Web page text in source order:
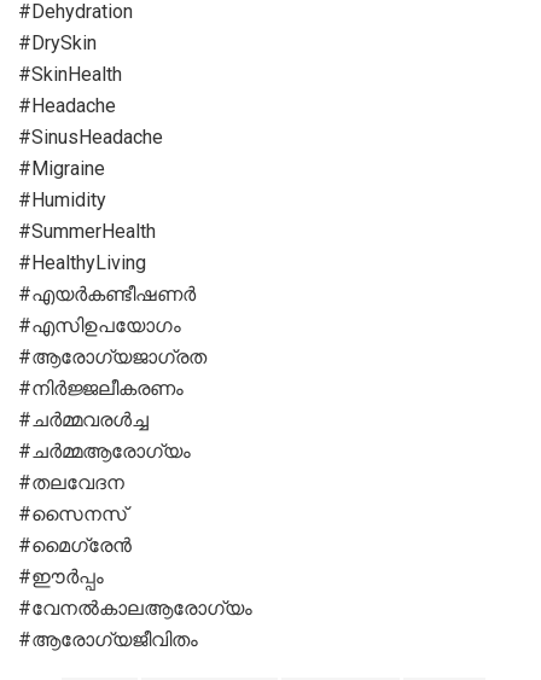
#Dehydration
#DrySkin
#SkinHealth
#Headache
#SinusHeadache
#Migraine
#Humidity
#SummerHealth
#HealthyLiving
#എയർകണ്ടീഷണർ
#എസിഉപയോഗം
#ആരോഗ്യജാഗ്രത
#നിർജ്ജലീകരണം
#ചർമ്മവരൾച്ച
#ചർമ്മആരോഗ്യം
#തലവേദന
#സൈനസ്
#മൈഗ്രേൻ
#ഈർപ്പം
#വേനൽകാലആരോഗ്യം
#ആരോഗ്യജീവിതം